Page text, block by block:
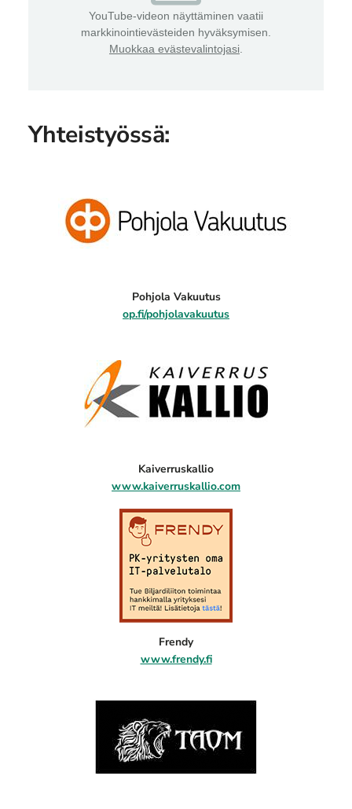
YouTube-videon näyttäminen vaatii
markkinointievästeiden hyväksymisen.
Muokkaa evästevalintojasi
Yhteistyössä:
Pohjola Vakuutus
op.fi/pohjolavakuutus
Kaiverruskallio
www.kaiverruskallio.com
Frendy
www.frendy.fi